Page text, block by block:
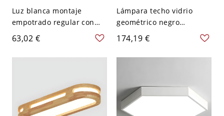
Luz blanca montaje
empotrado regular con
pantalla de lucite para
uso residencial, cableado
directo, 1 luz, 110V-120V,
63,02 €
Lámpara techo vidrio
geométrico negro
moderno con pantallas
vidrio transparente - 110
A 120 V 1 Piso Naranja
174,19 €